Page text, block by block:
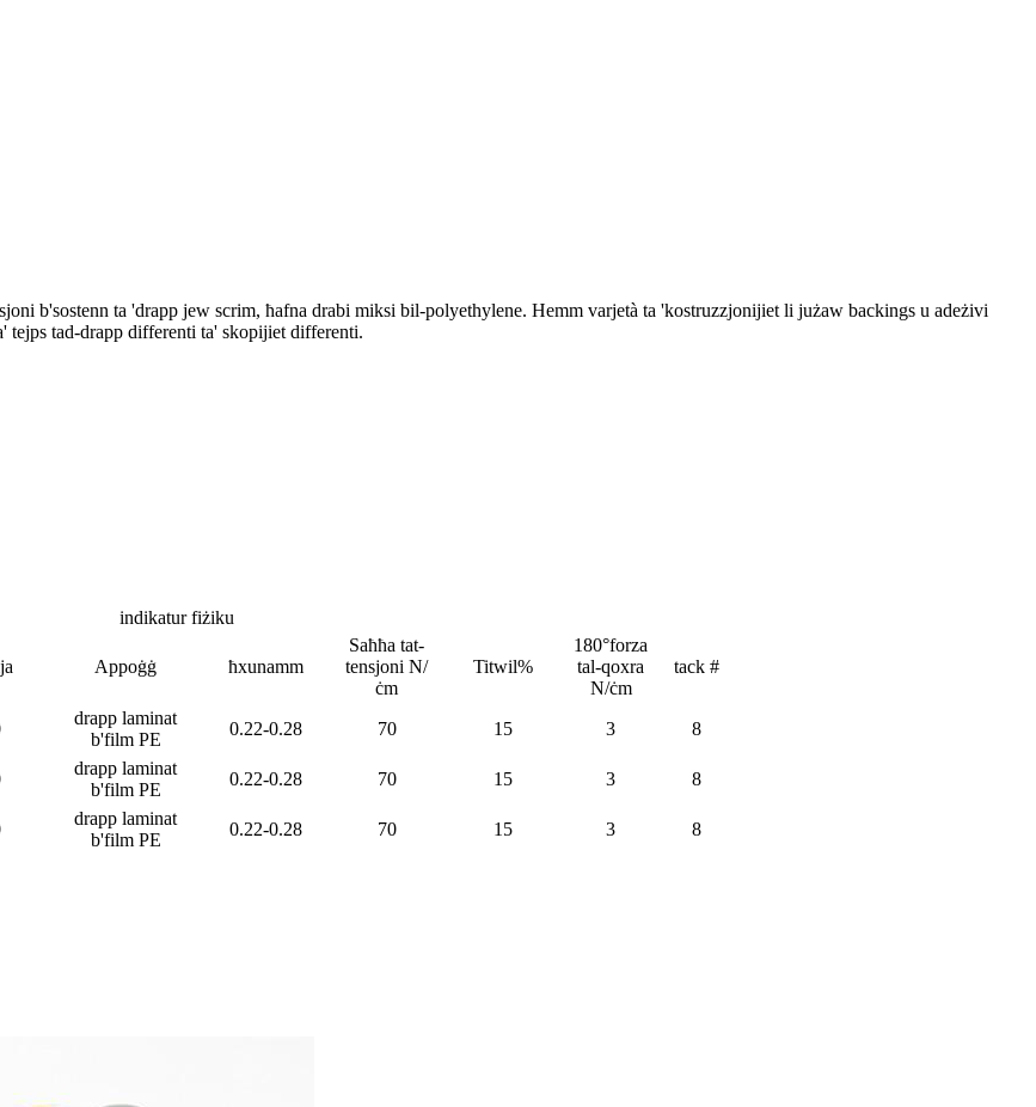
b'sostenn ta 'drapp jew scrim, ħafna drabi miksi bil-polyethylene. Hemm varjetà ta 'kostruzzjonijiet li jużaw backings u adeżivi
tad-drapp differenti ta' skopijiet differenti.
indikatur fiżiku
Appoġġ ħxunamm
Saħħa tat-
tensjoni N/
ċm
Titwil%
180°forza
tal-qoxra
N/ċm
tack #
drapp laminat
b'film PE
0.22-0.28 70 15 3 8
drapp laminat
b'film PE
0.22-0.28 70 15 3 8
drapp laminat
b'film PE
0.22-0.28 70 15 3 8